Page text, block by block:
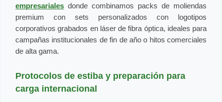
empresariales donde combinamos packs de moliendas
premium con sets personalizados con logotipos
corporativos grabados en láser de fibra óptica, ideales para
campañas institucionales de fin de año o hitos comerciales
de alta gama.
Protocolos de estiba y preparación para
carga internacional